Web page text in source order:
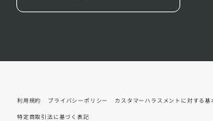
利用規約 プライバシーポリシー カスタマーハラスメントに対する基
特定商取引法に基づく表記